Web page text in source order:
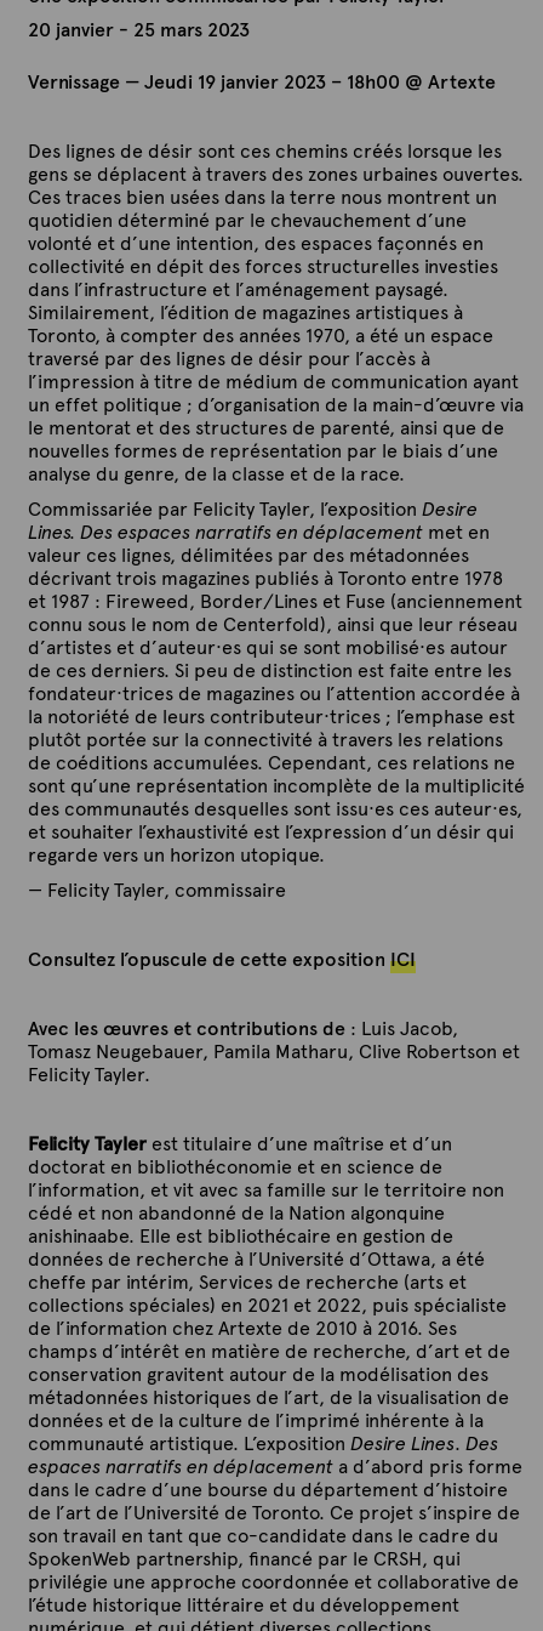
20 janvier - 25 mars 2023
Vernissage — Jeudi 19 janvier 2023 – 18h00 @ Artexte
Des lignes de désir sont ces chemins créés lorsque les
gens se déplacent à travers des zones urbaines ouvertes.
Ces traces bien usées dans la terre nous montrent un
quotidien déterminé par le chevauchement d’une
volonté et d’une intention, des espaces façonnés en
collectivité en dépit des forces structurelles investies
dans l’infrastructure et l’aménagement paysagé.
Similairement, l’édition de magazines artistiques à
Toronto, à compter des années 1970, a été un espace
traversé par des lignes de désir pour l’accès à
l’impression à titre de médium de communication ayant
un effet politique ; d’organisation de la main-d’œuvre via
le mentorat et des structures de parenté, ainsi que de
nouvelles formes de représentation par le biais d’une
analyse du genre, de la classe et de la race.
Commissariée par Felicity Tayler, l’exposition Desire
Lines. Des espaces narratifs en déplacementmet en
valeurces lignes, délimitées par des métadonnées
décrivant trois magazines publiés à Toronto entre 1978
et 1987 : Fireweed, Border/Lines et Fuse (anciennement
connu sous le nom de Centerfold), ainsi que leur réseau
d’artistes et d’auteur·es qui se sont mobilisé·es autour
de ces derniers. Si peu de distinction est faite entre les
fondateur·trices de magazines ou l’attention accordée à
la notoriété de leurs contributeur·trices ; l’emphase est
plutôt portée sur la connectivité à travers les relations
de coéditions accumulées. Cependant, ces relations ne
sont qu’une représentation incomplète de la multiplicité
des communautés desquelles sont issu·es ces auteur·es,
et souhaiter l’exhaustivité est l’expression d’un désir qui
regarde vers un horizon utopique.
— Felicity Tayler, commissaire
Consultez l’opuscule de cette exposition ICI
Avec les œuvres et contributions de: Luis Jacob,
Tomasz Neugebauer, Pamila Matharu, Clive Robertson et
Felicity Tayler.
Felicity Taylerest titulaire d’une maîtrise et d’un
doctorat en bibliothéconomie et en science de
l’information, et vit avec sa famille sur le territoire non
cédé et non abandonné de la Nation algonquine
anishinaabe. Elle est bibliothécaire en gestion de
données de recherche à l’Université d’Ottawa, a été
cheffe par intérim, Services de recherche (arts et
collections spéciales) en 2021 et 2022, puis spécialiste
de l’information chez Artexte de 2010 à 2016. Ses
champs d’intérêt en matière de recherche, d’art et de
conservation gravitent autour de la modélisation des
métadonnées historiques de l’art, de la visualisation de
données et de la culture de l’imprimé inhérente à la
communauté artistique. L’exposition Desire Lines. Des
espaces narratifs en déplacement a d’abord pris forme
dans le cadre d’une bourse du département d’histoire
de l’art de l’Université de Toronto. Ce projet s’inspire de
son travail en tant que co-candidate dans le cadre du
SpokenWeb partnership, financé par le CRSH, qui
privilégie une approche coordonnée et collaborative de
l’étude historique littéraire et du développement